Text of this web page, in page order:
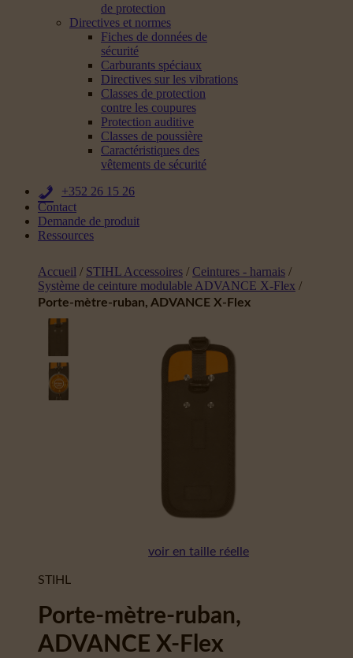
de protection
Directives et normes
Fiches de données de
sécurité
Carburants spéciaux
Directives sur les vibrations
Classes de protection
contre les coupures
Protection auditive
Classes de poussière
Caractéristiques des
vêtements de sécurité
+352 26 15 26
Contact
Demande de produit
Ressources
Accueil / STIHL Accessoires / Ceintures - harnais /
Système de ceinture modulable ADVANCE X-Flex /
Porte-mètre-ruban, ADVANCE X-Flex
voir en taille réelle
STIHL
Porte-mètre-ruban,
ADVANCE X-Flex